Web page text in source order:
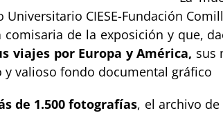
Universitario CIESE-Fundación
de la exposición y que,
viajes por Europa y América, sus
valioso fondo documental gráfico
de 1.500 fotografías, el archivo